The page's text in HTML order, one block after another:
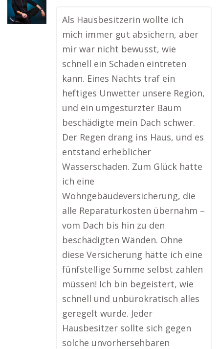
Als Hausbesitzerin wollte ich
mich immer gut absichern, aber
mir war nicht bewusst, wie
schnell ein Schaden eintreten
kann. Eines Nachts traf ein
heftiges Unwetter unsere Region,
und ein umgestürzter Baum
beschädigte mein Dach schwer.
Der Regen drang ins Haus, und es
entstand erheblicher
Wasserschaden. Zum Glück hatte
ich eine
Wohngebäudeversicherung, die
alle Reparaturkosten übernahm –
vom Dach bis hin zu den
beschädigten Wänden. Ohne
diese Versicherung hätte ich eine
fünfstellige Summe selbst zahlen
müssen! Ich bin begeistert, wie
schnell und unbürokratisch alles
geregelt wurde. Jeder
Hausbesitzer sollte sich gegen
solche unvorhersehbaren